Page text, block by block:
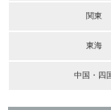
関東
東海
中国・四